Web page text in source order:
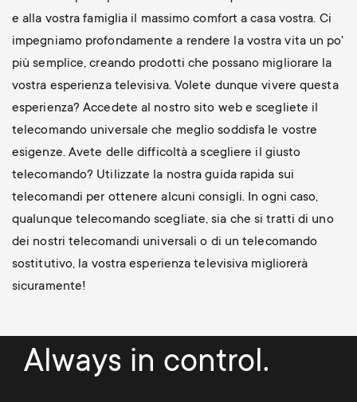
e alla vostra famiglia il massimo comfort a casa vostra. Ci
impegniamo profondamente a rendere la vostra vita un po'
più semplice, creando prodotti che possano migliorare la
vostra esperienza televisiva. Volete dunque vivere questa
esperienza? Accedete al nostro sito web e scegliete il
telecomando universale che meglio soddisfa le vostre
esigenze. Avete delle difficoltà a scegliere il giusto
telecomando? Utilizzate la nostra guida rapida sui
telecomandi per ottenere alcuni consigli. In ogni caso,
qualunque telecomando scegliate, sia che si tratti di uno
dei nostri telecomandi universali o di un telecomando
sostitutivo, la vostra esperienza televisiva migliorerà
sicuramente!
Always in control.